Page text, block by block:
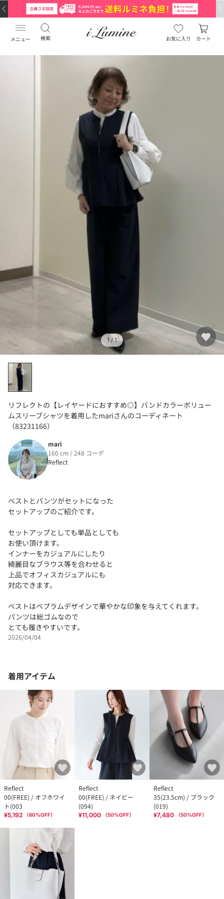
メニュー 検索 お気に入り カート
1 / 1
リフレクトの【レイヤードにおすすめ◎】バンドカラーボリュー
ムスリーブシャツを着用したmariさんのコーディネート
（83231166）
mari
160 cm / 248 コーデ
Reflect
ベストとパンツがセットになった
セットアップのご紹介です。
セットアップとしても単品としても
お使い頂けます。
インナーをカジュアルにしたり
綺麗目なブラウス等を合わせると
上品でオフィスカジュアルにも
対応できます。
ベストはペプラムデザインで華やかな印象を与えてくれます。
パンツは総ゴムなので
とても履きやすいです。
2026/04/04
着用アイテム
Reflect
00(FREE) / オフホワイ
ト(003
¥5,192 （60%OFF）
Reflect
00(FREE) / ネイビー
(094)
¥11,000 （50%OFF）
Reflect
35(23.5cm) / ブラック
(019)
¥7,480 （50%OFF）